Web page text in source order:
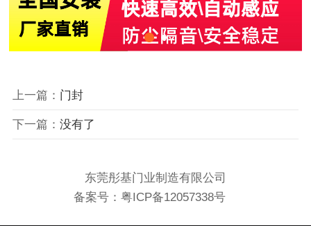
上一篇： 门封
下一篇： 没有了
东莞彤基门业制造有限公司
备案号： 粤ICP备12057338号